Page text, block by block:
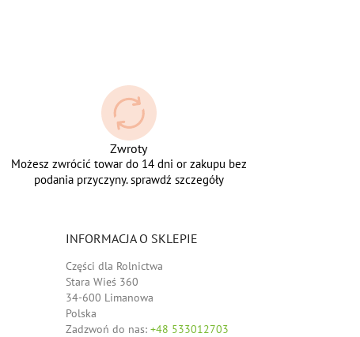
Zwroty
Możesz zwrócić towar do 14 dni or zakupu bez
podania przyczyny. sprawdź szczegóły
INFORMACJA O SKLEPIE
Części dla Rolnictwa
Stara Wieś 360
34-600 Limanowa
Polska
Zadzwoń do nas: +48 533012703